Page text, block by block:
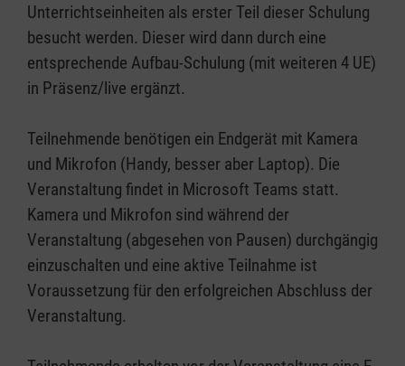
Unterrichtseinheiten als erster Teil dieser Schulung
besucht werden. Dieser wird dann durch eine
entsprechende Aufbau-Schulung (mit weiteren 4 UE)
in Präsenz/live ergänzt.
Teilnehmende benötigen ein Endgerät mit Kamera
und Mikrofon (Handy, besser aber Laptop). Die
Veranstaltung findet in Microsoft Teams statt.
Kamera und Mikrofon sind während der
Veranstaltung (abgesehen von Pausen) durchgängig
einzuschalten und eine aktive Teilnahme ist
Voraussetzung für den erfolgreichen Abschluss der
Veranstaltung.